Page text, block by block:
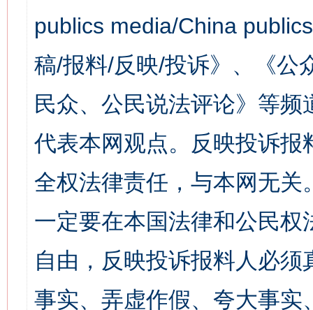
publics media/China
稿/报料/反映/投诉》、《公
民众、公民说法评论》等
代表本网观点。反映投诉
全权法律责任，与本网无
一定要在本国法律和公民
自由，反映投诉报料人必
事实、弄虚作假、夸大事